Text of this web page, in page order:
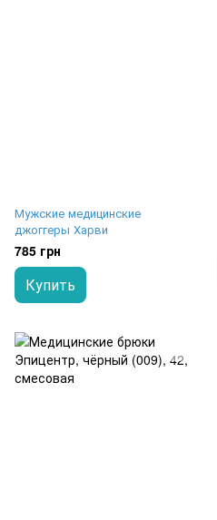
Мужские медицинские
джоггеры Харви
785 грн
Купить